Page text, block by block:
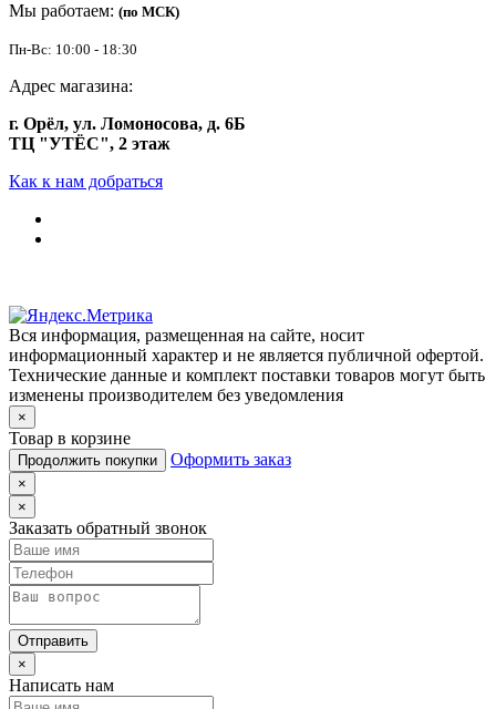
Мы работаем: (по МСК)
Пн-Вс: 10:00 - 18:30
Адрес магазина:
г. Орёл, ул. Ломоносова, д. 6Б
ТЦ "УТЁС", 2 этаж
Как к нам добраться
Вся информация, размещенная на сайте, носит
информационный характер и не является публичной офертой.
Технические данные и комплект поставки товаров могут быть
изменены производителем без уведомления
×
Товар в корзине
Продолжить покупки Оформить заказ
×
×
Заказать обратный звонок
Отправить
×
Написать нам